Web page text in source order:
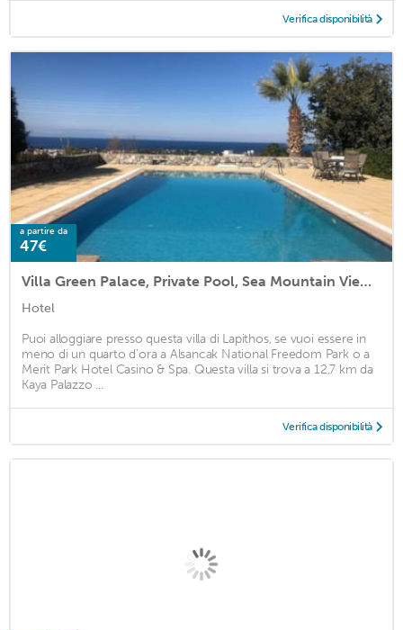
Verifica disponibilità
a partire da
47€
Villa Green Palace, Private Pool, Sea Mountain Views , Spacious Beautiful
Hotel
Puoi alloggiare presso questa villa di Lapithos, se vuoi essere in
meno di un quarto d'ora a Alsancak National Freedom Park o a
Merit Park Hotel Casino & Spa. Questa villa si trova a 12,7 km da
Kaya Palazzo ...
Verifica disponibilità